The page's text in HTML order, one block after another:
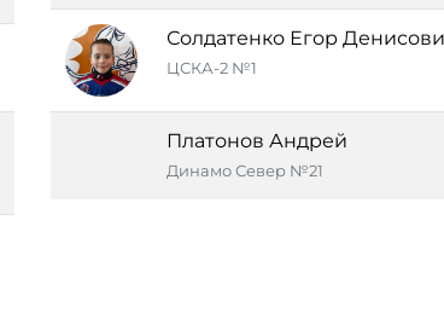
Солдатенко Егор
ЦСКА-2 №1
Платонов Андрей
Динамо Север №21